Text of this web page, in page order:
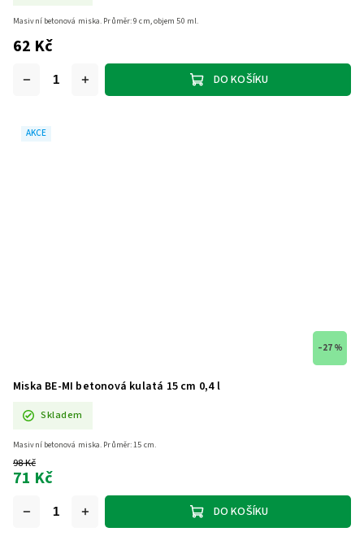
62 Kč
DO KOŠÍKU
Masivní betonová miska. Průměr: 9 cm, objem 50 ml.
AKCE
–27 %
Miska BE-MI betonová kulatá 15 cm 0,4 l
Skladem
98 Kč
71 Kč
DO KOŠÍKU
Masivní betonová miska. Průměr: 15 cm.